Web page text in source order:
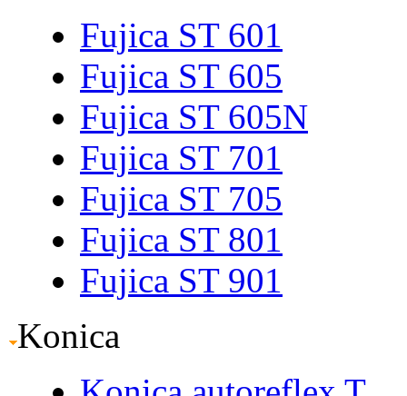
Fujica ST 601
Fujica ST 605
Fujica ST 605N
Fujica ST 701
Fujica ST 705
Fujica ST 801
Fujica ST 901
Konica